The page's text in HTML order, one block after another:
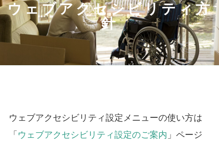
ウェブアクセシビリティ方
針
ウェブアクセシビリティ設定メニューの使い方は
「 ウェブアクセシビリティ設定のご案内 」ページ
個別設定
スクリーンリーダー
サイト内の文章を音声で読み上げ
仮想キーボード